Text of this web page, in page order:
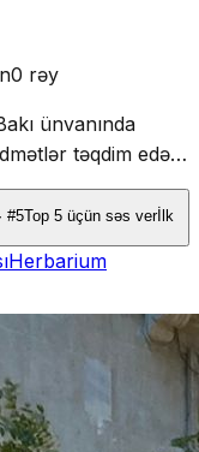
0 rəy
ünvanında
təqdim edən
#5Top 5 üçün səs verİlk
Herbarium